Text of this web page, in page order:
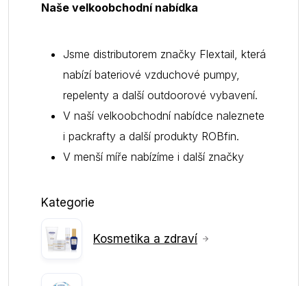
Naše velkoobchodní nabídka
Jsme distributorem značky Flextail, která
nabízí bateriové vzduchové pumpy,
repelenty a další outdoorové vybavení.
V naší velkoobchodní nabídce naleznete
i packrafty a další produkty ROBfin.
V menší míře nabízíme i další značky
Kategorie
Kosmetika a zdraví